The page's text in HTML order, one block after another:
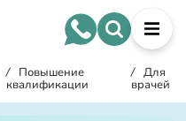
/ Повышение
квалификации
/ Для
врачей